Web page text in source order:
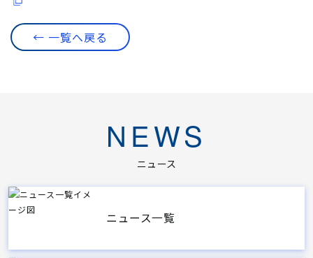
← 一覧へ戻る
NEWS
ニュース
ニュース一覧